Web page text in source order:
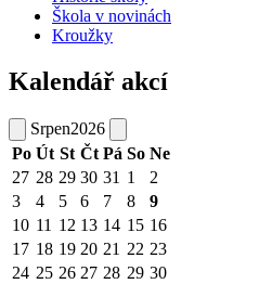
Škola v novinách
Kroužky
Kalendář akcí
Srpen2026
Po Út St Čt Pá So Ne
27 28 29 30 31 1
2
3
4 5 6 7 8
9
10 11 12 13 14 15 16
17 18 19 20 21 22 23
24 25 26 27 28 29 30